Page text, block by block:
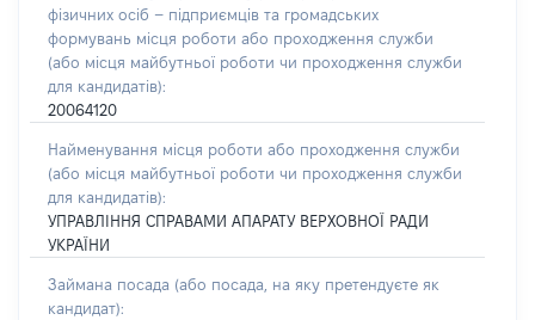
фізичних осіб – підприємців та громадських
формувань місця роботи або проходження служби
(або місця майбутньої роботи чи проходження служби
для кандидатів):
20064120
Найменування місця роботи або проходження служби
(або місця майбутньої роботи чи проходження служби
для кандидатів):
УПРАВЛІННЯ СПРАВАМИ АПАРАТУ ВЕРХОВНОЇ РАДИ
УКРАЇНИ
Займана посада (або посада, на яку претендуєте як
кандидат):